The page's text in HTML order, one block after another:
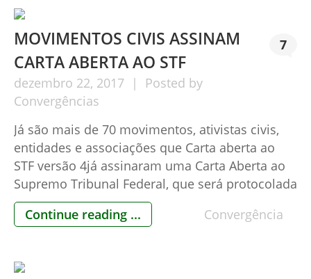
MOVIMENTOS CIVIS ASSINAM
CARTA ABERTA AO STF
dezembro 22, 2017
Posted by
Convergências
7
Já são mais de 70 movimentos, ativistas civis,
entidades e associações que Carta aberta ao
STF versão 4já assinaram uma Carta Aberta ao
Supremo Tribunal Federal, que será protocolada
na abertura administrativa da Corte, que
ocorrerá em 08/01/18, chamando a atenção dos
Continue reading ... Convergência